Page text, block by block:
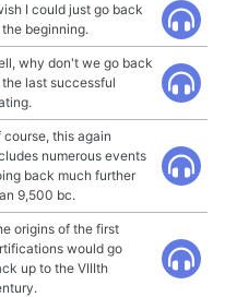
I could just go back
beginning.
why don't we go back
last successful
course, this again
numerous events
back much further
9,500 bc.
origins of the first
would go
up to the VIIIth